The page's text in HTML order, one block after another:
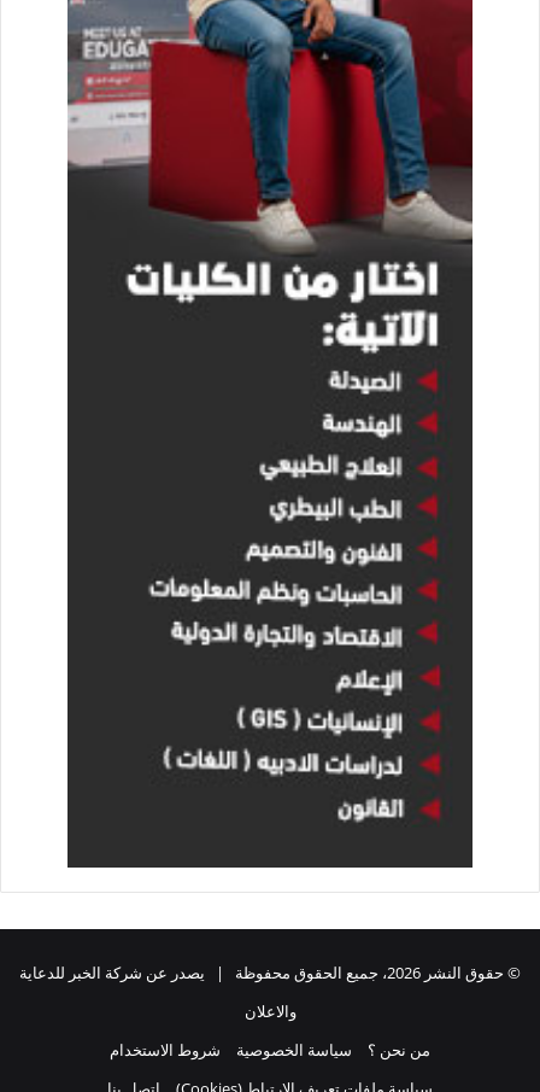
© حقوق النشر 2026، جميع الحقوق محفوظة | يصدر عن شركة الخبر للدعاية
والاعلان
من نحن ؟
سياسة الخصوصية
شروط الاستخدام